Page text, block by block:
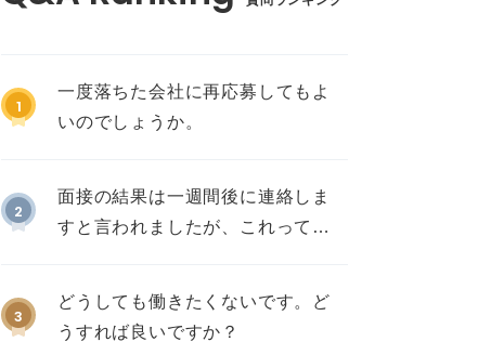
1
一度落ちた会社に再応募してもよ
いのでしょうか。
2
面接の結果は一週間後に連絡しま
すと言われましたが、これって不
3
どうしても働きたくないです。ど
うすれば良いですか？